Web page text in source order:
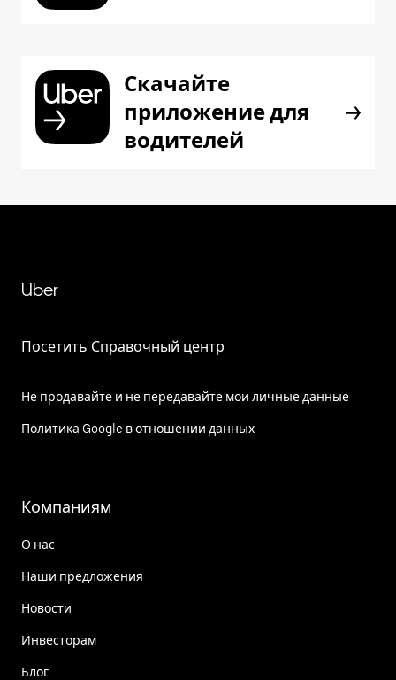
Скачайте
приложение для
водителей
Uber
Посетить Справочный центр
Не продавайте и не передавайте мои личные данные
Политика Google в отношении данных
Компаниям
О нас
Наши предложения
Новости
Инвесторам
Блог